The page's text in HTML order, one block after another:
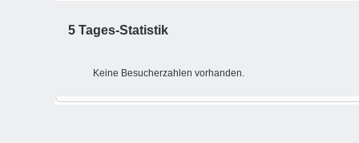
5 Tages-Statistik
Keine Besucherzahlen vorhanden.